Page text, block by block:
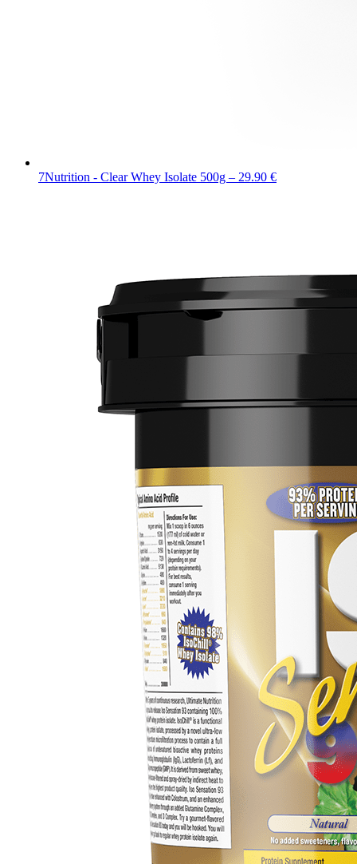
7Nutrition - Clear Whey Isolate 500g – 29.90 €